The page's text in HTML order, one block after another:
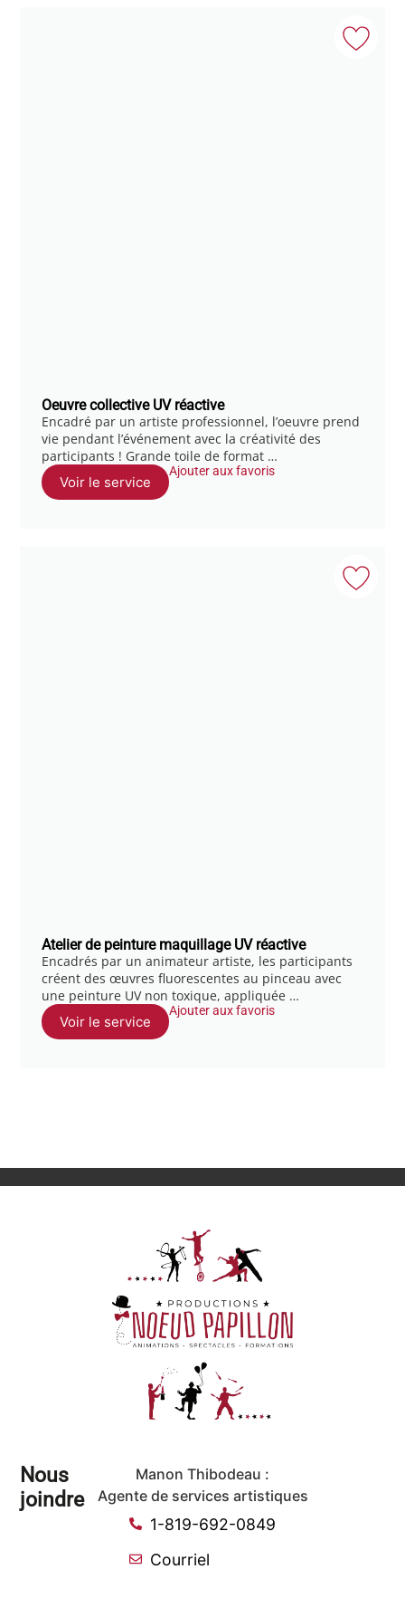
Oeuvre collective UV réactive
Encadré par un artiste professionnel, l’oeuvre prend
vie pendant l’événement avec la créativité des
participants ! Grande toile de format …
Voir le service
Ajouter aux favoris
Atelier de peinture maquillage UV réactive
Encadrés par un animateur artiste, les participants
créent des œuvres fluorescentes au pinceau avec
une peinture UV non toxique, appliquée …
Voir le service
Ajouter aux favoris
Nous
joindre
Manon Thibodeau :
Agente de services artistiques
1-819-692-0849
Courriel